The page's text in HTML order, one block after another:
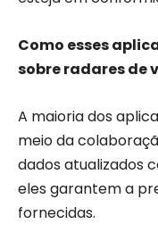
Como esses
sobre radares de
A maioria dos
meio da
dados atualizados
eles garantem a
fornecidas.